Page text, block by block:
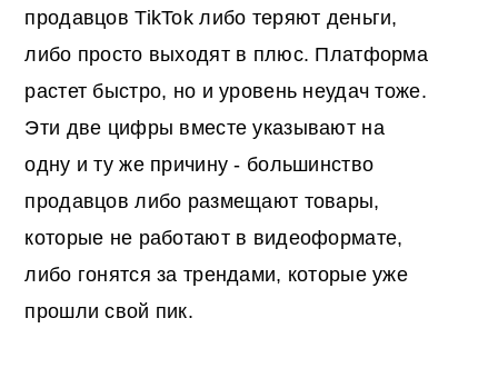
продавцов TikTok либо теряют деньги,
либо просто выходят в плюс. Платформа
растет быстро, но и уровень неудач тоже.
Эти две цифры вместе указывают на
одну и ту же причину - большинство
продавцов либо размещают товары,
которые не работают в видеоформате,
либо гонятся за трендами, которые уже
прошли свой пик.